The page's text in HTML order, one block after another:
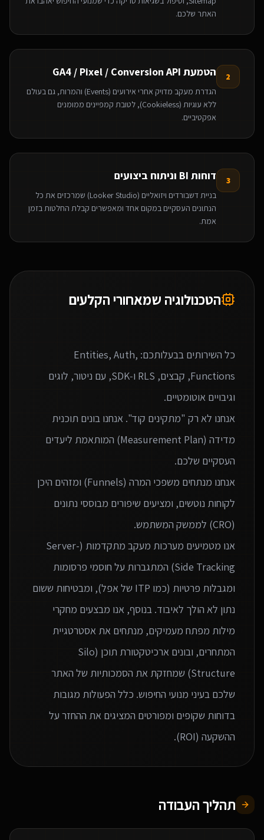
האתר שלכם.
2 הטמעת GA4 / Pixel / Conversion API
הגדרת מעקב מדויק אחרי אירועים (Events) והמרות, גם בעולם
ללא עוגיות (Cookieless), לטובת קמפיינים ממומנים
אפקטיביים.
3 דוחות BI וניתוח ביצועים
בניית דשבורדים ויזואליים (Looker Studio) שמרכזים את כל
הנתונים העסקיים במקום אחד ומאפשרים קבלת החלטות בזמן
אמת.
הטכנולוגיה שמאחורי הקלעים
כל השירותים בבעלותכם: Entities, Auth,
Functions, קבצים, RLS ו‑SDK, עם ניטור, לוגים
אנחנו לא רק "מתקינים קוד". אנחנו בונים תוכנית
מדידה (Measurement Plan) המותאמת ליעדים
אנחנו מנתחים משפכי המרה (Funnels) ומזהים היכן
לקוחות נוטשים, ומציעים שיפורים מבוססי נתונים
אנו מטמיעים מערכות מעקב מתקדמות (Server-
Side Tracking) המתגברות על חוסמי פרסומות
ומגבלות פרטיות (כמו ITP של אפל), ומבטיחות ששום
נתון לא הולך לאיבוד. בנוסף, אנו מבצעים מחקרי
מילות מפתח מעמיקים, מנתחים את אסטרטגיית
המתחרים, ובונים ארכיטקטורת תוכן (Silo
Structure) שמחזקת את הסמכותיות של האתר
שלכם בעיני מנועי החיפוש. כלל הפעולות מגובות
בדוחות שקופים ומפורטים המציגים את ההחזר על
ההשקעה (ROI).
תהליך העבודה